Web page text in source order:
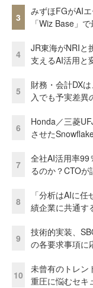
3
みずほFGがAI
「Wiz Base」
4
JR東海がNRIと
支えるAI活用と
5
財務・会計DX
入でも予実差
6
Honda／三菱
させた
7
全社AI活用率99
るのか？CTO
8
「分析はAIに
績企業に共通す
9
技術的実装、
の各要求事項に
10
未曾有のトレン
重圧に悩むセキ